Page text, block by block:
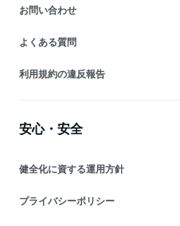
お問い合わせ
よくある質問
利用規約の違反報告
安心・安全
健全化に資する運用方針
プライバシーポリシー